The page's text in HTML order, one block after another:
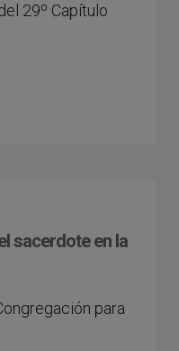
29º Capítulo
sacerdote en la
para